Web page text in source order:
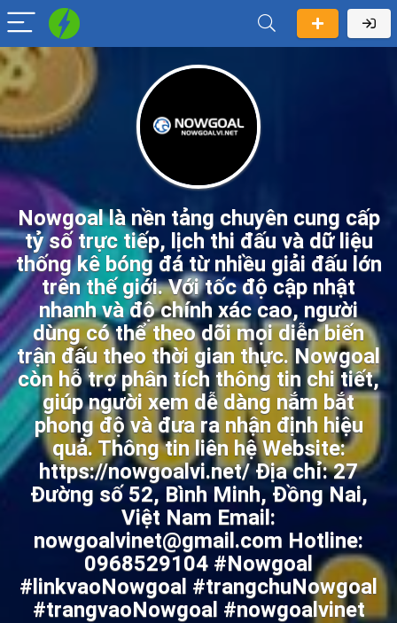
Nowgoal là nền tảng chuyên cung cấp
tỷ số trực tiếp, lịch thi đấu và dữ liệu
thống kê bóng đá từ nhiều giải đấu lớn
trên thế giới. Với tốc độ cập nhật
nhanh và độ chính xác cao, người
dùng có thể theo dõi mọi diễn biến
trận đấu theo thời gian thực. Nowgoal
còn hỗ trợ phân tích thông tin chi tiết,
giúp người xem dễ dàng nắm bắt
phong độ và đưa ra nhận định hiệu
quả. Thông tin liên hệ Website:
https://nowgoalvi.net/ Địa chỉ: 27
Đường số 52, Bình Minh, Đồng Nai,
Việt Nam Email:
nowgoalvinet@gmail.com Hotline:
0968529104 #Nowgoal
#linkvaoNowgoal #trangchuNowgoal
#trangvaoNowgoal #nowgoalvinet